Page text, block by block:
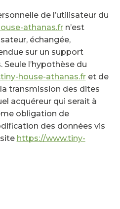
de l’utilisateur du
athanas.frn’est
échangée,
sur un support
l’hypothèse du
house-athanas.fret de
transmission des dites
acquéreur qui serait à
obligation de
des données vis
https://www.tiny-